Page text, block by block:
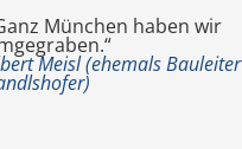
München haben wir
Meisl (ehemals Bauleiter